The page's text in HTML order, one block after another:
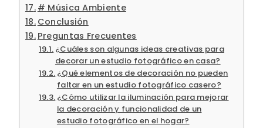
# Música Ambiente
Conclusión
Preguntas Frecuentes
¿Cuáles son algunas ideas creativas para
decorar un estudio fotográfico en casa?
¿Qué elementos de decoración no pueden
faltar en un estudio fotográfico casero?
¿Cómo utilizar la iluminación para mejorar
la decoración y funcionalidad de un
estudio fotográfico en el hogar?